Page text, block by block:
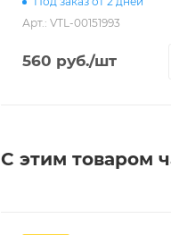
Арт.: VTL-00151993
560 руб./шт
С этим товаром